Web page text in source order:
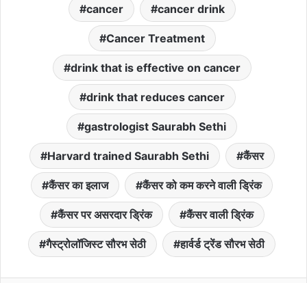
cancer cancer drink
Cancer Treatment
drink that is effective on cancer
drink that reduces cancer
gastrologist Saurabh Sethi
Harvard trained Saurabh Sethi कैंसर
कैंसर का इलाज कैंसर को कम करने वाली ड्रिंक
कैंसर पर असरदार ड्रिंक कैंसर वाली ड्रिंक
गैस्ट्रोलॉजिस्ट सौरभ सेठी हार्वर्ड ट्रेंड सौरभ सेठी